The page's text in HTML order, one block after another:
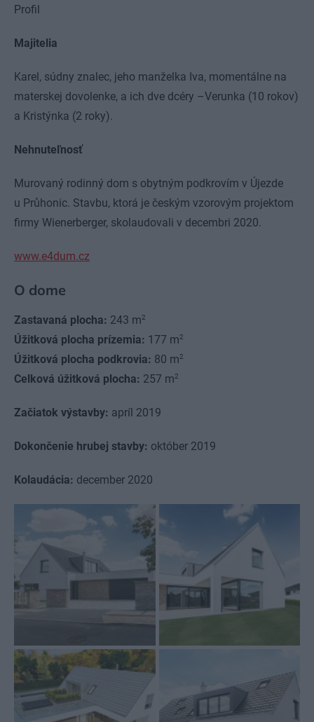
Profil
Majitelia
Karel, súdny znalec, jeho manželka Iva, momentálne na
materskej dovolenke, a ich dve dcéry –Verunka (10 rokov)
a Kristýnka (2 roky).
Nehnuteľnosť
Murovaný rodinný dom s obytným podkrovím v Újezde
u Průhonic. Stavbu, ktorá je českým vzorovým projektom
firmy Wienerberger, skolaudovali v decembri 2020.
www.e4dum.cz
O dome
Zastavaná plocha: 243 m2
Úžitková plocha prízemia: 177 m2
Úžitková plocha podkrovia: 80 m2
Celková úžitková plocha: 257 m2
Začiatok výstavby: apríl 2019
Dokončenie hrubej stavby: október 2019
Kolaudácia: december 2020